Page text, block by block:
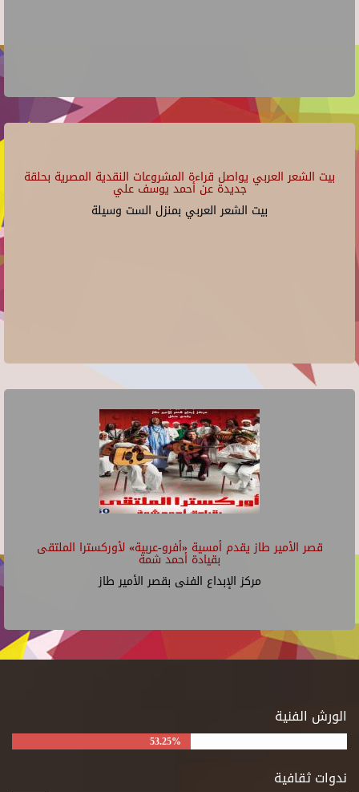
بيت الشعر العربي يواصل قراءة المشروعات النقدية المصرية بحلقة
جديدة عن أحمد يوسف علي
بيت الشعر العربي بمنزل الست وسيلة
قصر الأمير طاز يقدم أمسية «أفرو-عربية» لأوركسترا الملتقى
بقيادة أحمد شمة
مركز الإبداع الفنى بقصر الأمير طاز
الورش الفنية
53.25%
ندوات ثقافية